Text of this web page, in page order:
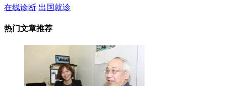
在线诊断 出国就诊
热门文章推荐